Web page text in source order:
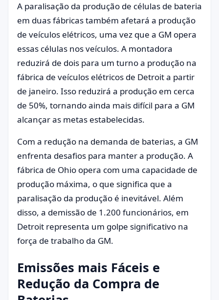
A paralisação da produção de células de bateria
em duas fábricas também afetará a produção
de veículos elétricos, uma vez que a GM opera
essas células nos veículos. A montadora
reduzirá de dois para um turno a produção na
fábrica de veículos elétricos de Detroit a partir
de janeiro. Isso reduzirá a produção em cerca
de 50%, tornando ainda mais difícil para a GM
alcançar as metas estabelecidas.
Com a redução na demanda de baterias, a GM
enfrenta desafios para manter a produção. A
fábrica de Ohio opera com uma capacidade de
produção máxima, o que significa que a
paralisação da produção é inevitável. Além
disso, a demissão de 1.200 funcionários, em
Detroit representa um golpe significativo na
força de trabalho da GM.
Emissões mais Fáceis e
Redução da Compra de